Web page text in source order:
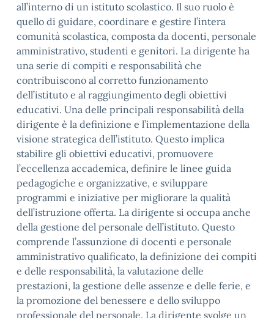
all’interno di un istituto scolastico. Il suo ruolo è
quello di guidare, coordinare e gestire l’intera
comunità scolastica, composta da docenti, personale
amministrativo, studenti e genitori. La dirigente ha
una serie di compiti e responsabilità che
contribuiscono al corretto funzionamento
dell’istituto e al raggiungimento degli obiettivi
educativi. Una delle principali responsabilità della
dirigente è la definizione e l’implementazione della
visione strategica dell’istituto. Questo implica
stabilire gli obiettivi educativi, promuovere
l’eccellenza accademica, definire le linee guida
pedagogiche e organizzative, e sviluppare
programmi e iniziative per migliorare la qualità
dell’istruzione offerta. La dirigente si occupa anche
della gestione del personale dell’istituto. Questo
comprende l’assunzione di docenti e personale
amministrativo qualificato, la definizione dei compiti
e delle responsabilità, la valutazione delle
prestazioni, la gestione delle assenze e delle ferie, e
la promozione del benessere e dello sviluppo
professionale del personale. La dirigente svolge un